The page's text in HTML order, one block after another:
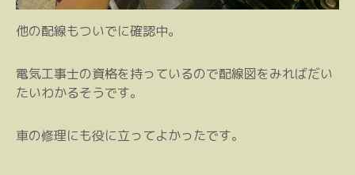
他の配線もついでに確認中。
電気工事士の資格を持っているので配線図をみればだい
たいわかるそうです。
車の修理にも役に立ってよかったです。